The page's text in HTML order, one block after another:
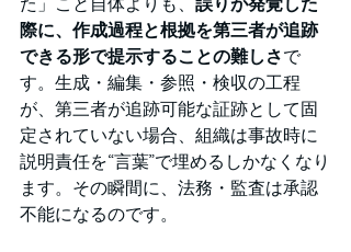
際に、作成過程と根拠を第三者が追跡
できる形で提示することの難しさで
す。生成・編集・参照・検収の工程
が、第三者が追跡可能な証跡として固
定されていない場合、組織は事故時に
説明責任を“言葉”で埋めるしかなくなり
ます。その瞬間に、法務・監査は承認
不能になるのです。